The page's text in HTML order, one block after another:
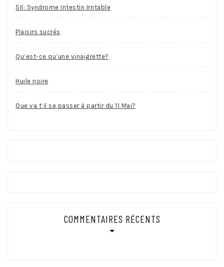
SII: Syndrome Intestin Irritable
Plaisirs sucrés
Qu’est-ce qu’une vinaigrette?
Huile noire
Que va t’il se passer à partir du 11 Mai?
COMMENTAIRES RÉCENTS